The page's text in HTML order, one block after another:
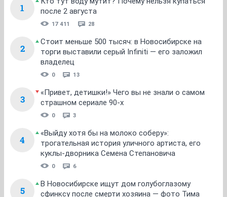
1
после 2 августа
17 411 28
2
Стоит меньше 500 тысяч: в Новосибирске на
торги выставили серый Infiniti — его заложил
владелец
0 13
3
«Привет, детишки!» Чего вы не знали о самом
страшном сериале 90-х
0 3
4
«Выйду хотя бы на молоко соберу»:
трогательная история уличного артиста, его
куклы-дворника Семена Степановича
0 6
5
В Новосибирске ищут дом голубоглазому
сфинксу после смерти хозяина — фото Тима